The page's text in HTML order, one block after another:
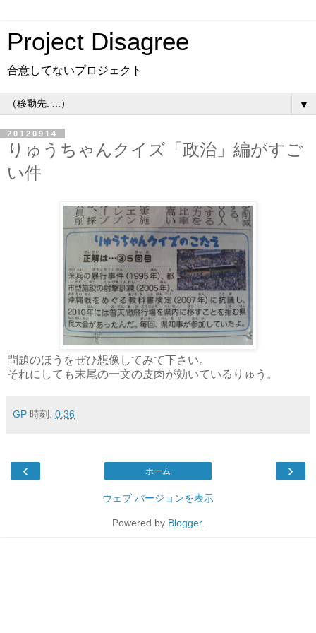
Project Disagree
合意してないプロジェクト
▼
20120914
りゅうちゃんクイズ「政治」編がすご
い件
問題のほうをぜひ想像してみて下さい。
それにしても末尾の一文の皮肉が効いているりゅう。
GP 時刻: 0:36
‹ ›
ホーム
ウェブ バージョンを表示
Powered by Blogger.